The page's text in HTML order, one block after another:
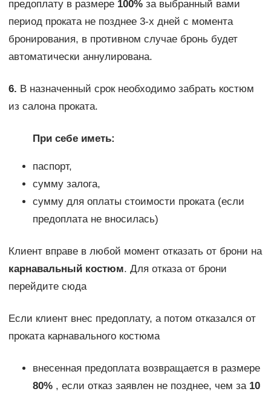
предоплату в размере 100%за выбранный вами
период проката не позднее 3-х дней с момента
бронирования, в противном случае бронь будет
автоматически аннулирована.
6. В назначенный срок необходимо забрать костюм
из салона проката.
При себе иметь:
паспорт,
сумму залога,
сумму для оплаты стоимости проката (если
предоплата не вносилась)
Клиент вправе в любой момент отказать от брони на
карнавальный костюм. Для отказа от брони
перейдите сюда
Если клиент внес предоплату, а потом отказался от
проката карнавального костюма
внесенная предоплата возвращается в размере
80%, если отказ заявлен не позднее, чем за 10